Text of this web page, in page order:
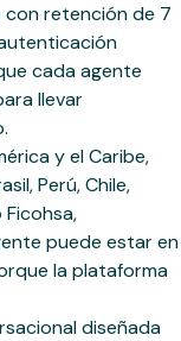
con retención de 7
cada agente
llevar
y el Caribe,
Perú, Chile,
puede estar en
la plataforma
diseñada